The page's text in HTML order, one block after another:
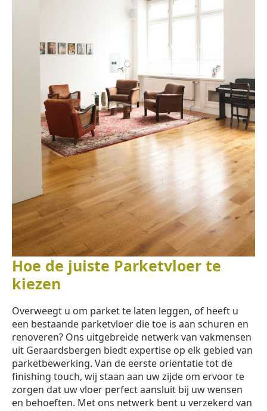
Hoe de juiste Parketvloer te
kiezen
Overweegt u om parket te laten leggen, of heeft u
een bestaande parketvloer die toe is aan schuren en
renoveren? Ons uitgebreide netwerk van vakmensen
uit Geraardsbergen biedt expertise op elk gebied van
parketbewerking. Van de eerste oriëntatie tot de
finishing touch, wij staan aan uw zijde om ervoor te
zorgen dat uw vloer perfect aansluit bij uw wensen
en behoeften. Met ons netwerk bent u verzekerd van